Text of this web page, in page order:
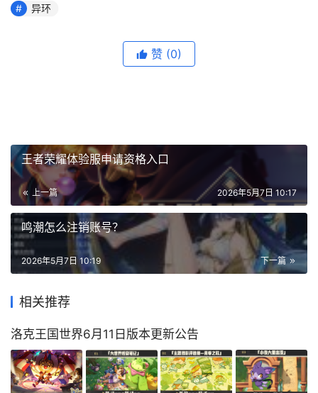
异环
赞 (0)
王者荣耀体验服申请资格入口
上一篇 2026年5月7日 10:17
鸣潮怎么注销账号？
下一篇
2026年5月7日 10:19
相关推荐
洛克王国世界6月11日版本更新公告